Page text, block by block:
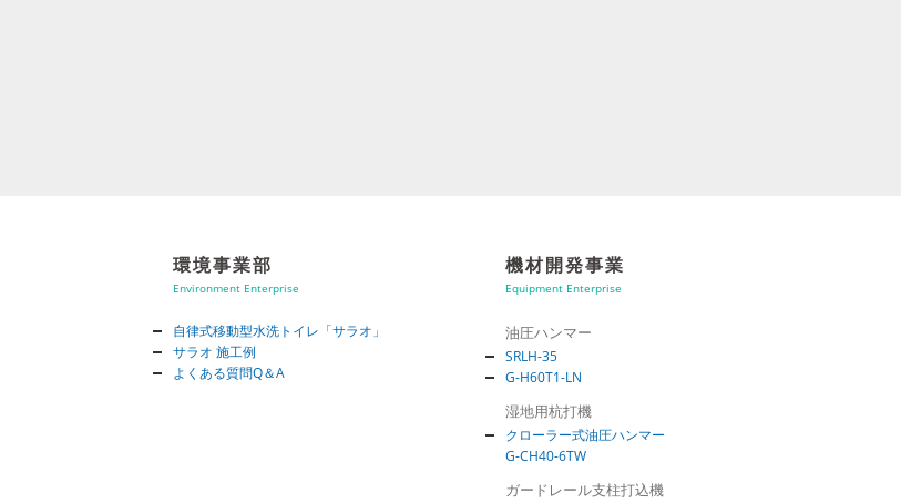
環境事業部
Environment Enterprise
自律式移動型水洗トイレ「サラオ」
サラオ 施工例
よくある質問Q＆A
機材開発事業
Equipment Enterprise
油圧ハンマー
SRLH-35
G-H60T1-LN
湿地用杭打機
クローラー式油圧ハンマー
G-CH40-6TW
ガードレール支柱打込機